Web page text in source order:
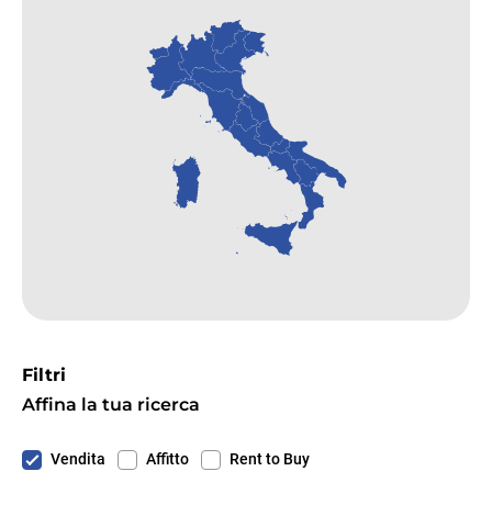
Filtri
Affina la tua ricerca
Vendita Affitto Rent to Buy